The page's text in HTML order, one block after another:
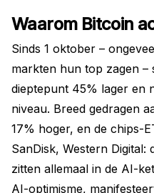
Waarom Bitcoin
Sinds 1 oktober –
markten hun top zagen –
dieptepunt 45% lager en
niveau. Breed gedragen
17% hoger, en de chips-
SanDisk, Western Digital:
zitten allemaal in de AI-
AI-optimisme,